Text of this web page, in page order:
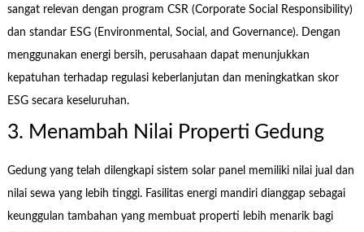
sangat relevan dengan program CSR (Corporate Social Responsibility)
dan standar ESG (Environmental, Social, and Governance). Dengan
menggunakan energi bersih, perusahaan dapat menunjukkan
kepatuhan terhadap regulasi keberlanjutan dan meningkatkan skor
ESG secara keseluruhan.
3. Menambah Nilai Properti Gedung
Gedung yang telah dilengkapi sistem solar panel memiliki nilai jual dan
nilai sewa yang lebih tinggi. Fasilitas energi mandiri dianggap sebagai
keunggulan tambahan yang membuat properti lebih menarik bagi